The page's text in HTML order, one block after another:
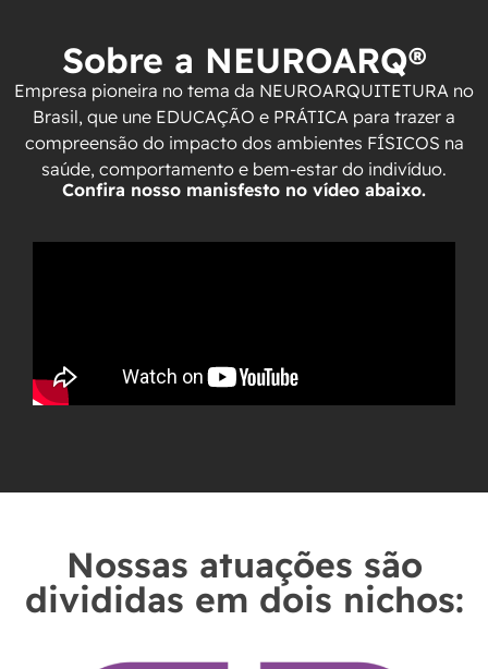
Sobre a NEUROARQ®
Empresa pioneira no tema da NEUROARQUITETURA no
Brasil, que une EDUCAÇÃO e PRÁTICA para trazer a
compreensão do impacto dos ambientes FÍSICOS na
saúde, comportamento e bem-estar do indivíduo.
Confira nosso manisfesto no vídeo abaixo.
Nossas atuações são
divididas em dois nichos: